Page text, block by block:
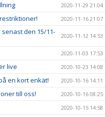
2020-11-29 21:04
2020-11-16 21:07
den 15/11-
2020-11-12 14:53
2020-11-03 17:53
live 2020-10-23 14:08
en kort enkät! 2020-10-16 14:11
till oss! 2020-10-16 08:25
2020-10-15 14:58